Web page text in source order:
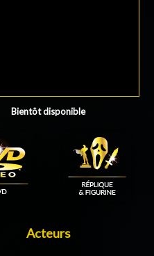
Bientôt disponible
Acteurs